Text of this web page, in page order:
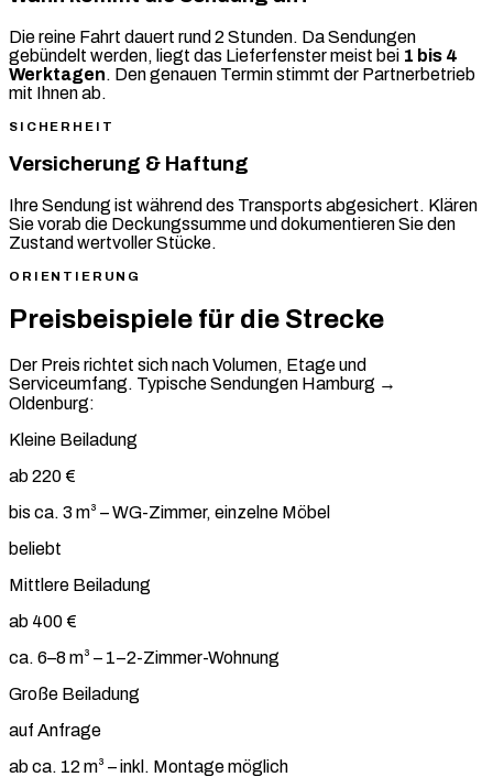
Die reine Fahrt dauert rund 2 Stunden. Da Sendungen
gebündelt werden, liegt das Lieferfenster meist bei 1 bis 4
Werktagen. Den genauen Termin stimmt der Partnerbetrieb
mit Ihnen ab.
SICHERHEIT
Versicherung & Haftung
Ihre Sendung ist während des Transports abgesichert. Klären
Sie vorab die Deckungssumme und dokumentieren Sie den
Zustand wertvoller Stücke.
ORIENTIERUNG
Preisbeispiele für die Strecke
Der Preis richtet sich nach Volumen, Etage und
Serviceumfang. Typische Sendungen Hamburg →
Oldenburg:
Kleine Beiladung
ab 220 €
bis ca. 3 m³ – WG-Zimmer, einzelne Möbel
beliebt
Mittlere Beiladung
ab 400 €
ca. 6–8 m³ – 1–2-Zimmer-Wohnung
Große Beiladung
auf Anfrage
ab ca. 12 m³ – inkl. Montage möglich